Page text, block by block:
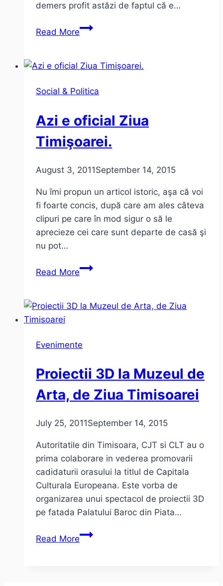
demers profit astăzi de faptul că e…
Read More8
artisti
Timisoara
Social & Politica
Azi e oficial Ziua
Timişoarei.
August 3, 2011September 14, 2015
Nu îmi propun un articol istoric, aşa că voi
fi foarte concis, după care am ales câteva
clipuri pe care în mod sigur o să le
aprecieze cei care sunt departe de casă şi
nu pot…
Read MoreAzi
Ziua
Evenimente
Proiectii 3D la Muzeul de
Arta, de Ziua Timisoarei
July 25, 2011September 14, 2015
Autoritatile din Timisoara, CJT si CLT au o
prima colaborare in vederea promovarii
cadidaturii orasului la titlul de Capitala
Culturala Europeana. Este vorba de
organizarea unui spectacol de proiectii 3D
pe fatada Palatului Baroc din Piata…
Read MoreProiectii